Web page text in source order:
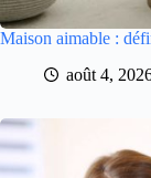
Maison aimable :
août 4,